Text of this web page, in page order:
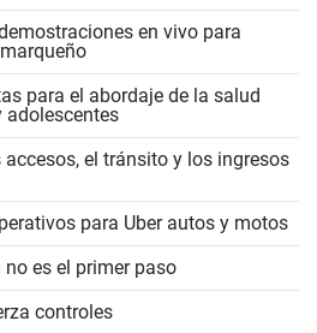
en vivo para
para el abordaje de la salud
adolescentes
el tránsito y los ingresos
para Uber autos y motos
es el primer paso
controles